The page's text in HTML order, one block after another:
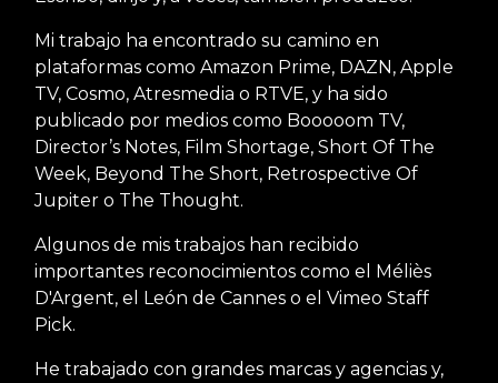
Mi trabajo ha encontrado su camino en
plataformas como Amazon Prime, DAZN, Apple
TV, Cosmo, Atresmedia o RTVE, y ha sido
publicado por medios como Booooom TV,
Director’s Notes, Film Shortage, Short Of The
Week, Beyond The Short, Retrospective Of
Jupiter o The Thought.
Algunos de mis trabajos han recibido
importantes reconocimientos como el Méliès
D'Argent, el León de Cannes o el Vimeo Staff
Pick.
He trabajado con grandes marcas y agencias y,